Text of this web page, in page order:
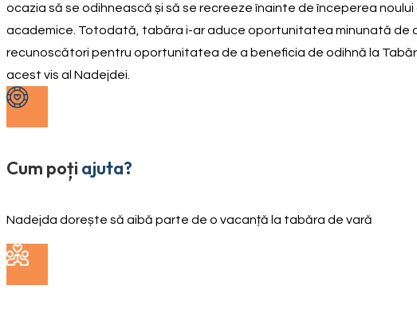
ocazia să se odihnească și să se recreeze înainte de începerea
academice. Totodată, tabăra i-ar aduce oportunitatea minunată de
recunoscători pentru oportunitatea de a beneficia de odihnă la
acest vis al Nadejdei.
Cum poți ajuta?
Nadejda dorește să aibă parte de o vacanță la tabăra de vară